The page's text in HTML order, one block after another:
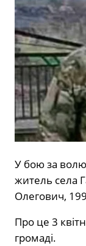
У бою за волю
житель села
Олегович,
Про це 3
громаді.